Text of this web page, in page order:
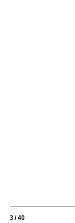
3 / 40